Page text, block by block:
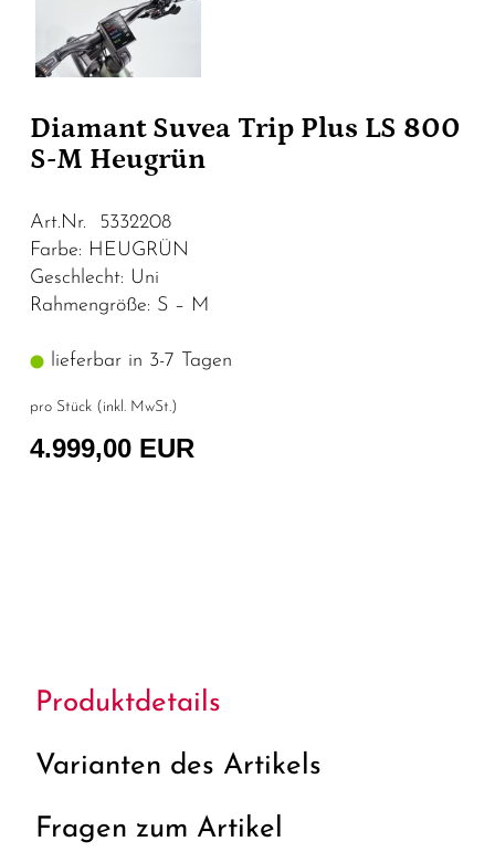
Diamant Suvea Trip Plus LS 800
S-M Heugrün
Art.Nr. 5332208
Farbe: HEUGRÜN
Geschlecht: Uni
Rahmengröße: S – M
lieferbar in 3-7 Tagen
pro Stück (inkl. MwSt.)
4.999,00 EUR
Produktdetails
Varianten des Artikels
Fragen zum Artikel